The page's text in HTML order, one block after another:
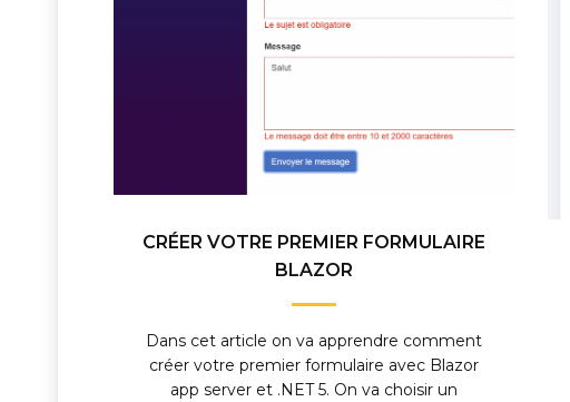
CRÉER VOTRE PREMIER FORMULAIRE
BLAZOR
Dans cet article on va apprendre comment
créer votre premier formulaire avec Blazor
app server et .NET 5. On va choisir un